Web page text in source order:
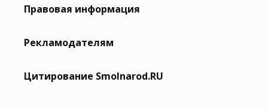
Правовая информация
Рекламодателям
Цитирование Smolnarod.RU